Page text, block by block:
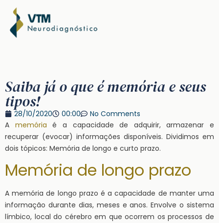
Saiba já o que é memória e seus
tipos!
28/10/2020 00:00
No Comments
A memória é a capacidade de adquirir, armazenar e
recuperar (evocar) informações disponíveis. Dividimos em
dois tópicos: Memória de longo e curto prazo.
Memória de longo prazo
A memória de longo prazo é a capacidade de manter uma
informação durante dias, meses e anos. Envolve o sistema
límbico, local do cérebro em que ocorrem os processos de